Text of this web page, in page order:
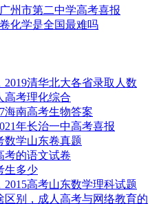
州市第二中学高考喜报
化学是全国最难吗
2019清华北大各省录取人数
高考理化综合
海南高考生物答案
年长治一中高考喜报
数学山东卷真题
考的语文试卷
生多少
2015高考山东数学理科试题
区别，成人高考与网络教育的